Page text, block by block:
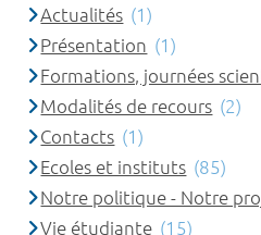
Actualités (1)
Présentation (1)
Formations, journées
Modalités de recours (2)
Contacts (1)
Ecoles et instituts (85)
Notre politique - Notre
Vie étudiante (15)